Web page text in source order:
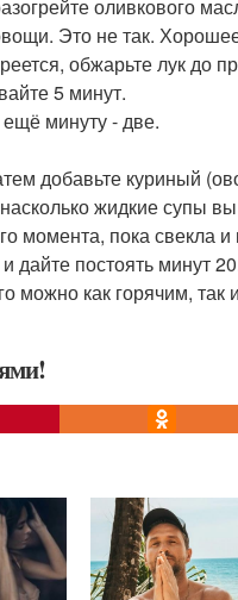
оливкового
Это не так.
обжарьте лук до
5 минут.
минуту - две.
добавьте куриный
жидкие супы
момента, пока свекла
дайте постоять минут
можно как горячим,